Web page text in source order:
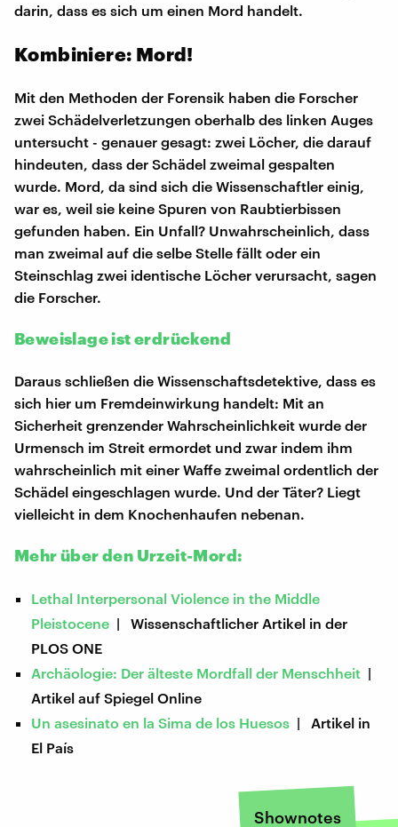
darin, dass es sich um einen Mord handelt.
Kombiniere: Mord!
Mit den Methoden der Forensik haben die Forscher
zwei Schädelverletzungen oberhalb des linken Auges
untersucht - genauer gesagt: zwei Löcher, die darauf
hindeuten, dass der Schädel zweimal gespalten
wurde. Mord, da sind sich die Wissenschaftler einig,
war es, weil sie keine Spuren von Raubtierbissen
gefunden haben. Ein Unfall? Unwahrscheinlich, dass
man zweimal auf die selbe Stelle fällt oder ein
Steinschlag zwei identische Löcher verursacht, sagen
die Forscher.
Beweislage ist erdrückend
Daraus schließen die Wissenschaftsdetektive, dass es
sich hier um Fremdeinwirkung handelt: Mit an
Sicherheit grenzender Wahrscheinlichkeit wurde der
Urmensch im Streit ermordet und zwar indem ihm
wahrscheinlich mit einer Waffe zweimal ordentlich der
Schädel eingeschlagen wurde. Und der Täter? Liegt
vielleicht in dem Knochenhaufen nebenan.
Mehr über den Urzeit-Mord:
Lethal Interpersonal Violence in the Middle
Pleistocene | Wissenschaftlicher Artikel in der
PLOS ONE
Archäologie: Der älteste Mordfall der Menschheit |
Artikel auf Spiegel Online
Un asesinato en la Sima de los Huesos | Artikel in
El País
Shownotes